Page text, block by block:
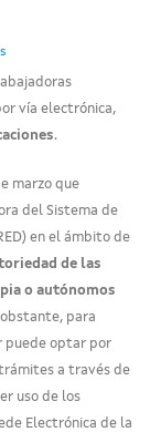
vía electrónica,
.
marzo que
del Sistema de
en el ámbito de
de las
o autónomos
obstante, para
puede optar por
a través de
uso de los
Electrónica de la